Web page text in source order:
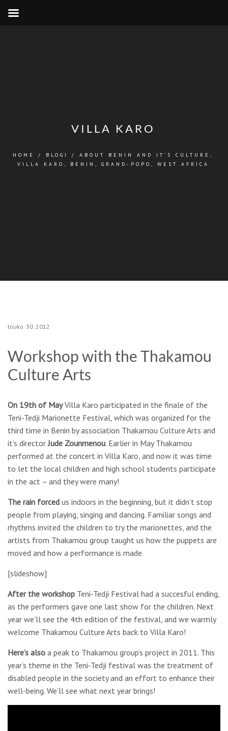
VILLA KARO
HOME / BLOGI / ABOUT BENIN AND IT'S CULTURE
VILLA KARO, BENIN, GRAND-POPO
WEST AFRICA
touko 30 2012
Workshop with the Thakamou
Culture Arts
On 19th of MayVilla Karo participated in the finale of the
Teni-Tedji Marionette Festival, which was organized for the
third time in Benin by association Thakamou Culture Arts and
it’s directorJude Zounmenou. Earlier in May Thakamou
performed at the concert in Villa Karo, and now it was time
to let the local children and high school students participate
in the act – and they were many!
The rain forced us indoors in the beginning, but it didn’t stop
people from playing, singing and dancing. Familiar songs and
rhythms invited the children to try the marionettes, and the
artists from Thakamou group taught us how the puppets are
moved and how a performance is made.
[slideshow]
After the workshop Teni-Tedji Festival had a succesful ending,
as the performers gave one last show for the children. Next
year we’ll see the 4th edition of the festival, and we warmly
welcome Thakamou Culture Arts back to Villa Karo!
Here’s also a peak to Thakamou group’s project in 2011. This
year’s theme in the Teni-Tedji festival was the treatment of
disabled people in the society and an effort to enhance their
well-being. We’ll see what next year brings!